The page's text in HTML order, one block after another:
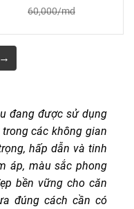
60,000/md
→
đang được sử dụng
các không gian
hấp dẫn và tinh
áp, màu sắc phong
bền vững cho căn
đúng cách cần có